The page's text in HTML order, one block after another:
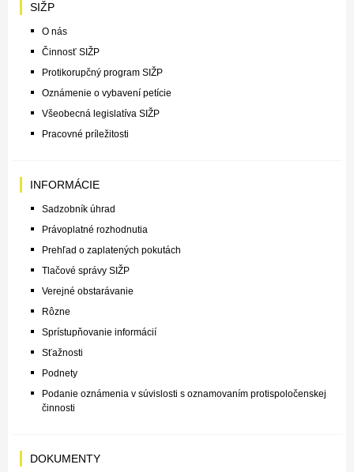
SIŽP
O nás
Činnosť SIŽP
Protikorupčný program SIŽP
Oznámenie o vybavení petície
Všeobecná legislatíva SIŽP
Pracovné príležitosti
INFORMÁCIE
Sadzobník úhrad
Právoplatné rozhodnutia
Prehľad o zaplatených pokutách
Tlačové správy SIŽP
Verejné obstarávanie
Rôzne
Sprístupňovanie informácií
Sťažnosti
Podnety
Podanie oznámenia v súvislosti s oznamovaním protispoločenskej
činnosti
DOKUMENTY